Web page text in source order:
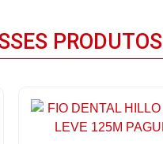
PRODUTOS